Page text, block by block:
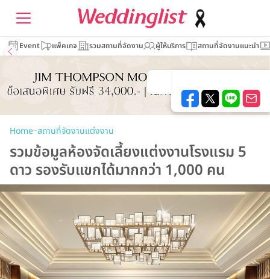
Event แพ็คเกจ รวมสถานที่จัดงาน ผู้ให้บริการ สถานที่จัดงานแนะนำ
Home–สถานที่จัดงานแต่งงาน
รวมข้อมูลห้องจัดเลี้ยงแต่งงานโรงแรม 5
ดาว รองรับแขกได้มากกว่า 1,000 คน